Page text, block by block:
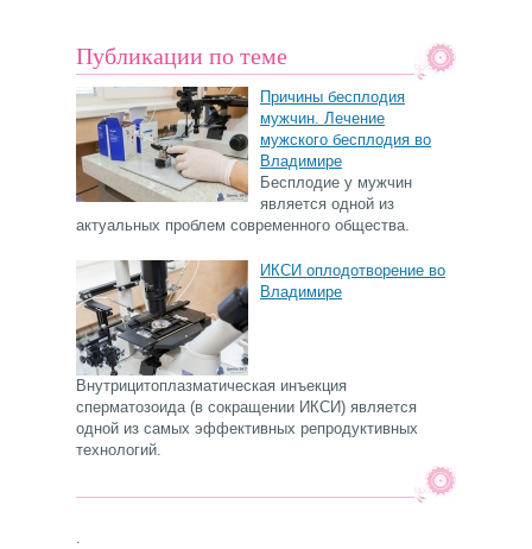
Публикации по теме
Причины бесплодия
мужчин. Лечение
мужского бесплодия во
Владимире
Бесплодие у мужчин
является одной из
актуальных проблем современного общества.
ИКСИ оплодотворение во
Владимире
Внутрицитоплазматическая инъекция
сперматозоида (в сокращении ИКСИ) является
одной из самых эффективных репродуктивных
технологий.
.